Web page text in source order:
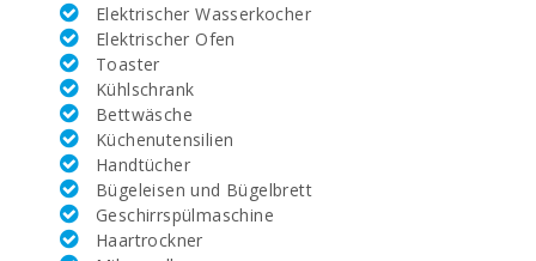
Urlaub in vollen Zügen zu genießen.
Rafa Nadal
Tennis Academy
(km):
Tennis (km):
Krankenhaus
Alcudia (km):
Krankenhaus
Manacor (km):
Elektrischer Wasserkocher
Elektrischer Ofen
Toaster
Kühlschrank
Bettwäsche
Küchenutensilien
Handtücher
Bügeleisen und Bügelbrett
Geschirrspülmaschine
Haartrockner